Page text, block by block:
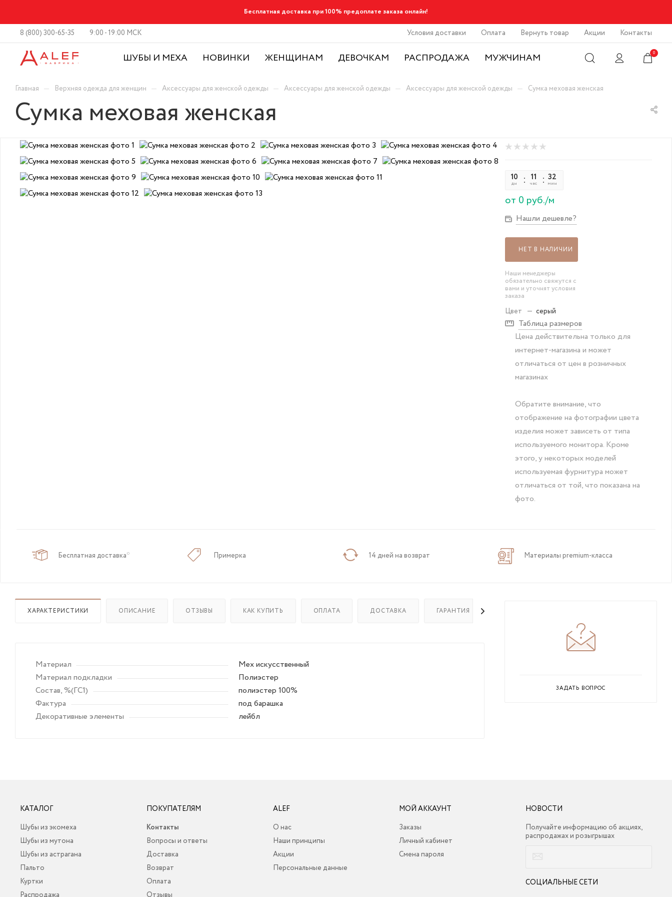
Бесплатная доставка при 100% предоплате заказа онлайн!
8 (800) 300-65-35 9:00 - 19:00 МСК Условия доставки Оплата Вернуть товар Акции Контакты
ШУБЫ И МЕХА НОВИНКИ ЖЕНЩИНАМ ДЕВОЧКАМ РАСПРОДАЖА МУЖЧИНАМ 0
Главная — Верхняя одежда для женщин — Аксессуары для женской одежды — Аксессуары для женской одежды — Аксессуары для женской одежды — Сумка меховая женская
Сумка меховая женская
10
дн
11
час
32
мин
от 0 руб./м
Нашли дешевле?
НЕТ В НАЛИЧИИ
Наши менеджеры
обязательно свяжутся с
вами и уточнят условия
заказа
Цвет — серый
Таблица размеров
Цена действительна только для
интернет-магазина и может
отличаться от цен в розничных
магазинах
Обратите внимание, что
отображение на фотографии цвета
изделия может зависеть от типа
используемого монитора. Кроме
этого, у некоторых моделей
используемая фурнитура может
отличаться от той, что показана на
фото.
Бесплатная доставка* Примерка 14 дней на возврат Материалы premium-класса
ХАРАКТЕРИСТИКИ ОПИСАНИЕ ОТЗЫВЫ КАК КУПИТЬ ОПЛАТА ДОСТАВКА ГАРАНТИЯ НА ТОВАР
Материал
Мех искусственный
Материал подкладки
Полиэстер
Состав, %(ГС1)
полиэстер 100%
Фактура
под барашка
Декоративные элементы
лейбл
ЗАДАТЬ ВОПРОС
КАТАЛОГ
Шубы из экомеха
Шубы из мутона
Шубы из астрагана
Пальто
Куртки
Распродажа
ПОКУПАТЕЛЯМ
Контакты
Вопросы и ответы
Доставка
Возврат
Оплата
Отзывы
ALEF
О нас
Наши принципы
Акции
Персональные данные
МОЙ АККАУНТ
Заказы
Личный кабинет
Смена пароля
НОВОСТИ
Получайте информацию об акциях,
распродажах и розыгрышах
СОЦИАЛЬНЫЕ СЕТИ